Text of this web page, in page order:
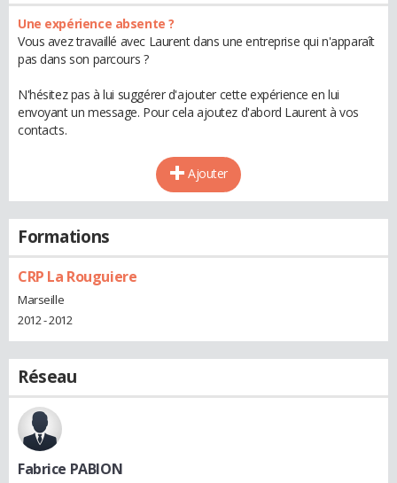
Une expérience absente ?
Vous avez travaillé avec Laurent dans une entreprise qui n'apparaît
pas dans son parcours ?
N'hésitez pas à lui suggérer d'ajouter cette expérience en lui
envoyant un message. Pour cela ajoutez d'abord Laurent à vos
contacts.
Ajouter
Formations
CRP La Rouguiere
Marseille
2012 - 2012
Réseau
Fabrice PABION